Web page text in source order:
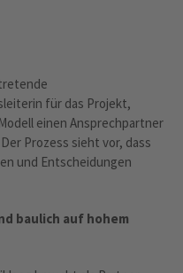
für das Projekt,
einen Ansprechpartner
Prozess sieht vor, dass
und Entscheidungen
baulich auf hohem